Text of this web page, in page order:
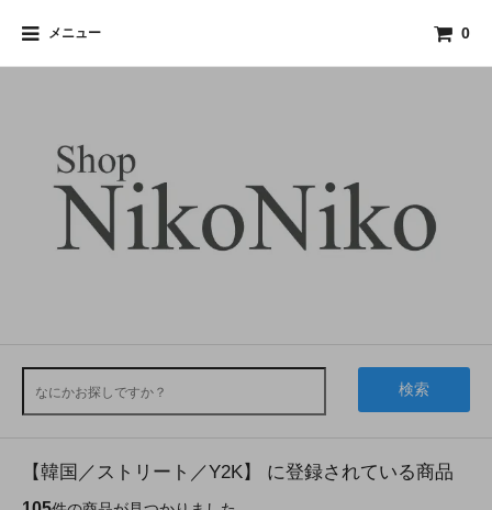
メニュー 0
検索
【韓国／ストリート／Y2K】 に登録されている商品